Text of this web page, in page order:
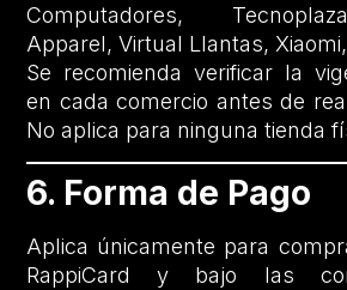
Computadores,
Apparel, Virtual Llantas,
Se recomienda verificar la
en cada comercio antes de
No aplica para ninguna tienda
6. Forma de Pago
Aplica únicamente para
RappiCard y bajo las